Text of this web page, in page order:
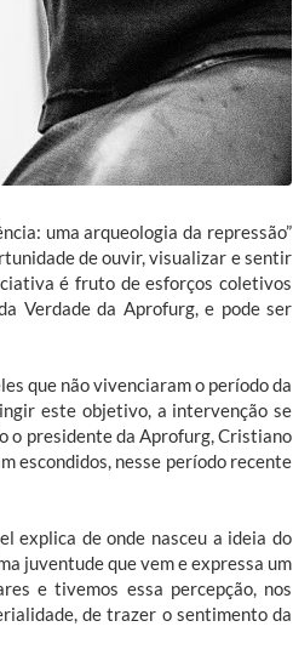
uma arqueologia da repressão”
de ouvir, visualizar e sentir
é fruto de esforços coletivos
Verdade da Aprofurg, e pode ser
que não vivenciaram o período da
este objetivo, a intervenção se
o presidente da Aprofurg, Cristiano
escondidos, nesse período recente
explica de onde nasceu a ideia do
juventude que vem e expressa um
e tivemos essa percepção, nos
de trazer o sentimento da